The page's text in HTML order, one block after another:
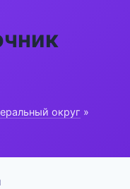
округ »